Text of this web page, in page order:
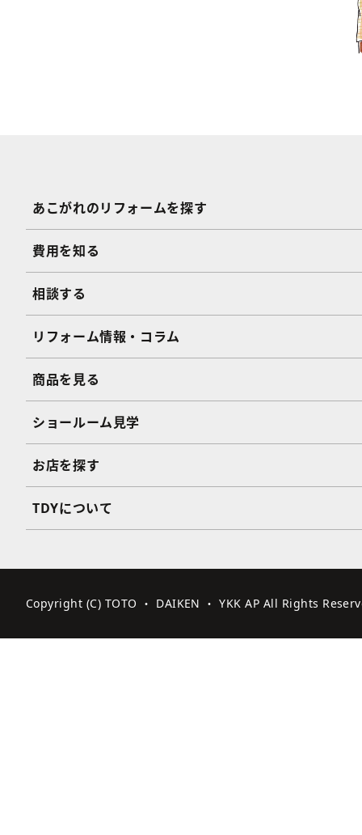
あこがれのリフォームを探す
費用を知る
相談する
リフォーム情報・コラム
商品を見る
ショールーム見学
お店を探す
TDYについて
Copyright (C) TOTO ・ DAIKEN ・ YKK AP All Rights